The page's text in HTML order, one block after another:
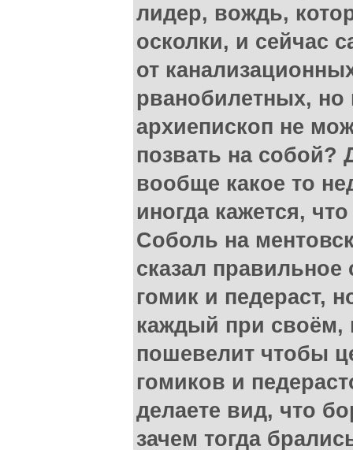
лидер, вождь,
осколки, и сейчас
от
рванобилетных, но
архиепископ не
позвать на собой?
вообще какое то
иногда кажется,
Соболь на
сказал
гомик и педераст,
каждый при своём,
пошевелит чтобы
гомиков и
делаете вид, что
зачем тогда